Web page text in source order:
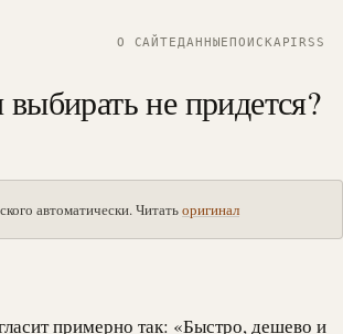
О САЙТЕ ДАННЫЕПОИСКAPIRSS
не придется?
автоматически. Читатьоригинал
примерно так: «Быстро, дешево и